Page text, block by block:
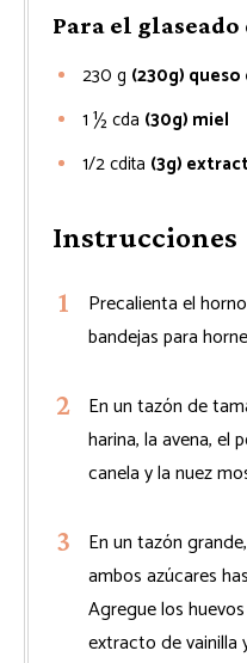
Para el
230 g (230g)
1 ½cda (30g) miel
1/2cdita (3g)
Instrucciones
Precalienta el
bandejas para
En un tazón de
harina, la avena, el
canela y la nuez
En un tazón
ambos azúcares
Agregue los
extracto de vainilla